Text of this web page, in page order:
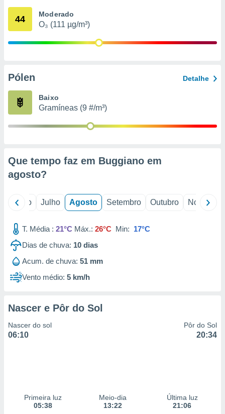
através
estudos
1199
44 Moderado
O₃ (111 µg/m³)
Pólen Detalhe
Baixo
Gramíneas (9 #/m³)
Que tempo faz em Buggiano em
agosto?
Junho Julho Agosto Setembro Outubro Novembro
T. Média : 21°C Máx.: 26°C Min: 17°C
Dias de chuva: 10 dias
Acum. de chuva: 51 mm
Vento médio: 5 km/h
Nascer e Pôr do Sol
Nascer do sol
06:10
Pôr do Sol
20:34
Primeira luz
05:38
Meio-dia
13:22
Última luz
21:06